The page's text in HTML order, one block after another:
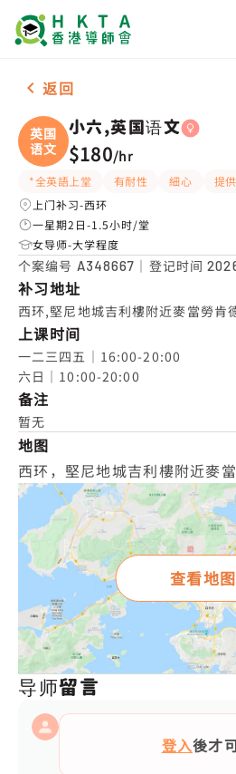
女-1名 小六,英国语文，西环 补
返回
英国
语文
小六,英国语文
$180/hr
*全英語上堂 有耐性 細心 提
上门补习-西环
一星期2日-1.5小时/堂
女导师-大学程度
个案编号 A348667 ｜登记时间
补习地址
西环,堅尼地城吉利樓附近麥當勞肯
上课时间
一二三四五｜16:00-20:00
六日｜10:00-20:00
备注
暂无
地图
西环，堅尼地城吉利樓附近麥
查看地图
导师留言
登入後才